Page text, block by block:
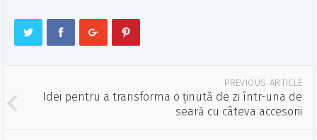
PREVIOUS ARTICLE
Idei pentru a transforma o ținută de zi într-una de
seară cu câteva accesorii